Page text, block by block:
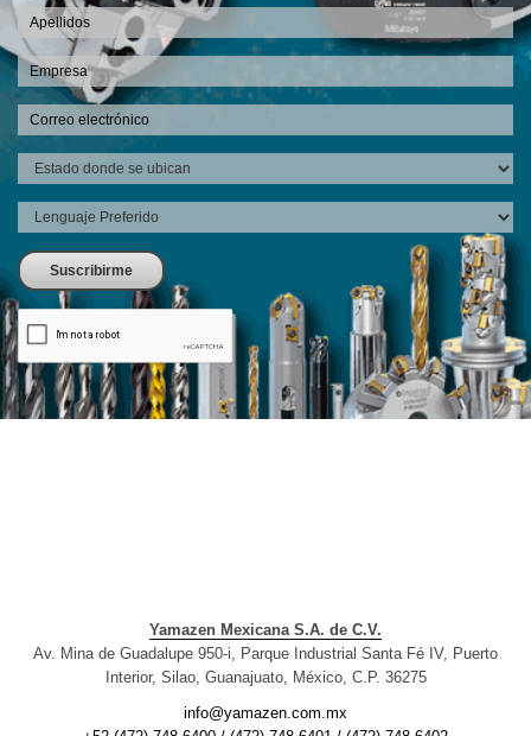
Yamazen Mexicana S.A. de C.V.
Av. Mina de Guadalupe 950-i, Parque Industrial Santa Fé IV, Puerto
Interior, Silao, Guanajuato, México, C.P. 36275
info@yamazen.com.mx